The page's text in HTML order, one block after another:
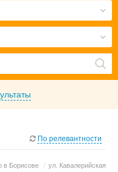
По релевантности
в Борисове / ул. Кавалерийская